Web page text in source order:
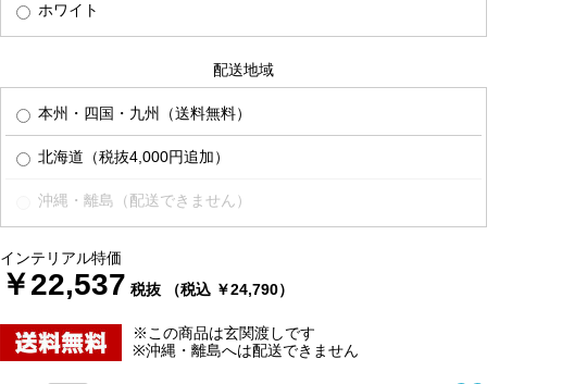
ホワイト
配送地域
本州・四国・九州（送料無料）
北海道（税抜4,000円追加）
沖縄・離島（配送できません）
インテリアル特価
￥22,537 税抜 （税込 ￥24,790）
※この商品は玄関渡しです
※沖縄・離島へは配送できません